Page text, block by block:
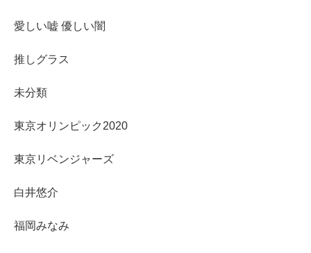
愛しい嘘 優しい闇
推しグラス
未分類
東京オリンピック2020
東京リベンジャーズ
白井悠介
福岡みなみ